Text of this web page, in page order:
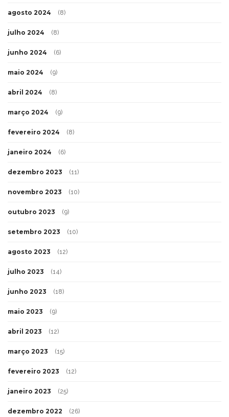
agosto 2024 (8)
julho 2024 (8)
junho 2024 (6)
maio 2024 (9)
abril 2024 (8)
março 2024 (9)
fevereiro 2024 (8)
janeiro 2024 (6)
dezembro 2023 (11)
novembro 2023 (10)
outubro 2023 (9)
setembro 2023 (10)
agosto 2023 (12)
julho 2023 (14)
junho 2023 (18)
maio 2023 (9)
abril 2023 (12)
março 2023 (15)
fevereiro 2023 (12)
janeiro 2023 (25)
dezembro 2022 (26)